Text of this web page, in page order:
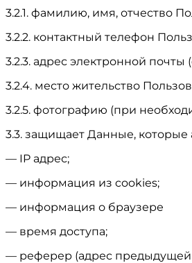
3.2.1. фамилию, имя, отчество
3.2.2. контактный телефон
3.2.3. адрес электронной почты
3.2.4. место жительство
3.2.5. фотографию (при
3.3. защищает Данные,
— IP адрес;
— информация из cookies;
— информация о браузере
— время доступа;
— реферер (адрес предыдущей